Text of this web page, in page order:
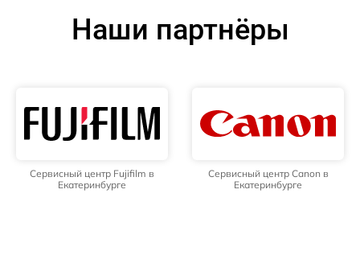
Наши партнёры
Сервисный центр Fujifilm в
Екатеринбурге
Сервисный центр Canon в
Екатеринбурге